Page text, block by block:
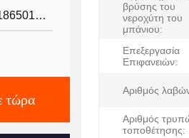
86-0592-18650185095
τώρα
βρύσης του
νεροχύτη του
μπάνιου:
Επεξεργασία
Επιφανειών:
Αριθμός
Αριθμός
τοποθέτησης: